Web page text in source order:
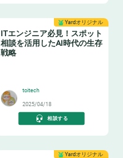
Yardオリジナル
ITエンジニア必見！スポット
相談を活用したAI時代の生存
戦略
toitech
2025/04/18
相談する
Yardオリジナル